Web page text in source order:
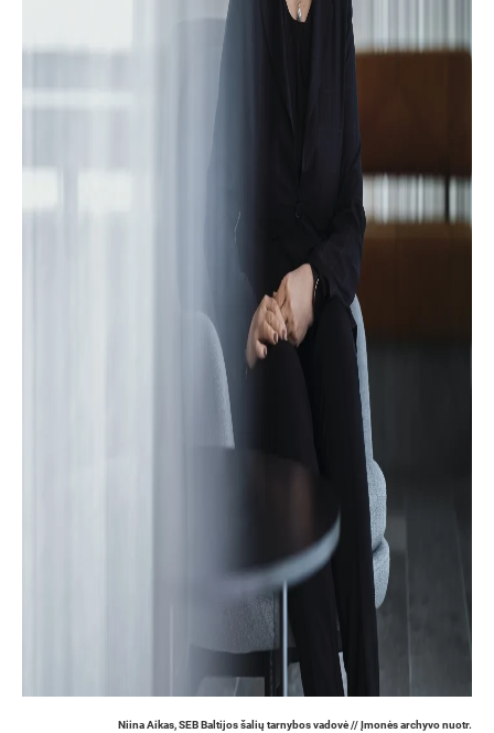
Niina Aikas, SEB Baltijos šalių tarnybos vadovė // Įmonės archyvo nuotr.